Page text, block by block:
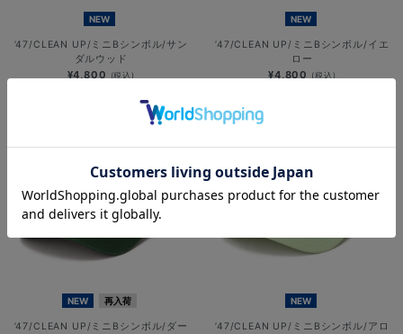
NEW
’47/CLEAN UP/ミニBシンボル/サン
ダルウッド
¥4,800 (税込)
NEW
’47/CLEAN UP/ミニBシンボル/イエ
ロー
¥4,800 (税込)
NEW 再入荷
’47/CLEAN UP/ミニBシンボル/ダー
NEW
’47/CLEAN UP/ミニBシンボル/アロ